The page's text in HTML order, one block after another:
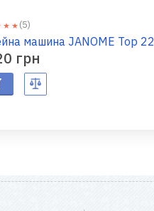
(5)
машина JANOME Top 22
грн